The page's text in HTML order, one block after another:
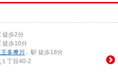
徒歩2分
徒歩10分
多摩川
」駅 徒歩18分
１丁目40-2